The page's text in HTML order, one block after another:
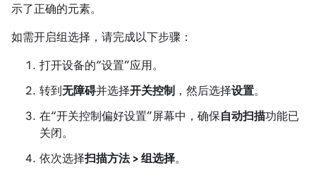
示了正确的元素。
如需开启组选择，请完成以下步骤：
打开设备的“设置”应用。
转到无障碍并选择开关控制 ，然后选择设置。
在“开关控制偏好设置”屏幕中，确保自动扫描功能已
关闭。
依次选择扫描方法 > 组选择。